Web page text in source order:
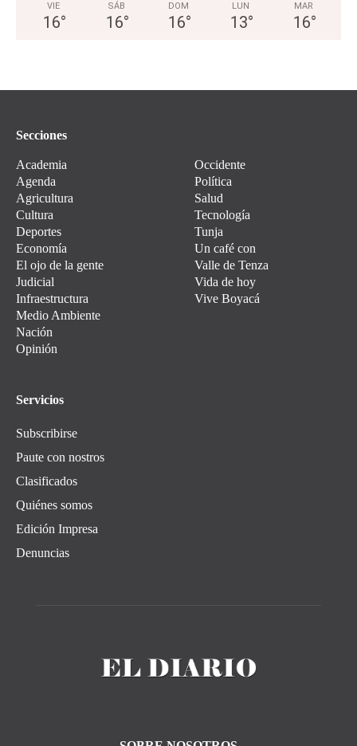
VIE
16°
SÁB
16°
DOM
16°
LUN
13°
MAR
16°
Secciones
Academia
Agenda
Agricultura
Cultura
Deportes
Economía
El ojo de la gente
Judicial
Infraestructura
Medio Ambiente
Nación
Opinión
Occidente
Política
Salud
Tecnología
Tunja
Un café con
Valle de Tenza
Vida de hoy
Vive Boyacá
Servicios
Subscribirse
Paute con nostros
Clasificados
Quiénes somos
Edición Impresa
Denuncias